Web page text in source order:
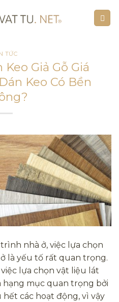
TỨC
Giả Gỗ Giá
Keo Có Bền
nhà ở, việc lựa chọn
là yếu tố rất quan trọng.
lựa chọn vật liệu lát
hạng mục quan trọng bởi
hết các hoạt động, vì vậy